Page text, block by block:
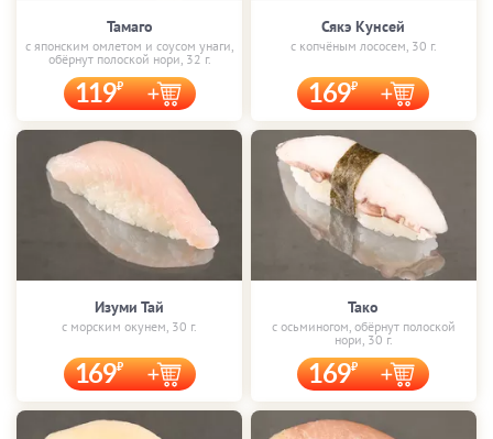
Тамаго
с японским омлетом и соусом унаги,
обёрнут полоской нори, 32 г.
119
Сякэ Кунсей
с копчёным лососем, 30 г.
169
Изуми Тай
с морским окунем, 30 г.
169
Тако
с осьминогом, обёрнут полоской
нори, 30 г.
169